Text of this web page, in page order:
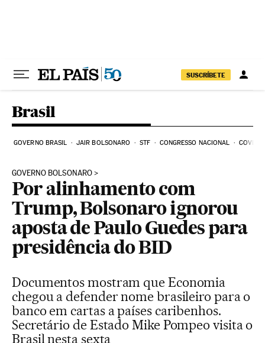
SUSCRÍBETE
Brasil
GOVERNO BRASIL JAIR BOLSONARO STF CONGRESSO NACIONAL COVID-
GOVERNO BOLSONARO
Por alinhamento com
Trump, Bolsonaro ignorou
aposta de Paulo Guedes para
presidência do BID
Documentos mostram que Economia
chegou a defender nome brasileiro para o
banco em cartas a países caribenhos.
Secretário de Estado Mike Pompeo visita o
Brasil nesta sexta